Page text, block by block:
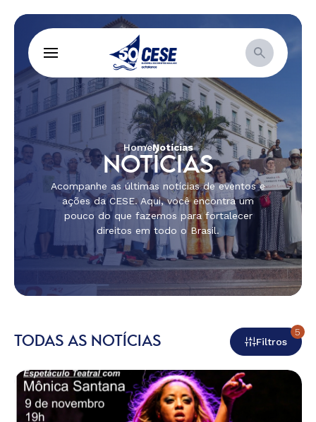
HomeNotícias
NOTÍCIAS
Acompanhe as últimas notícias de eventos e
ações da CESE. Aqui, você encontra um
pouco do que fazemos para fortalecer
direitos em todo o Brasil.
TODAS AS NOTÍCIAS Filtros
5